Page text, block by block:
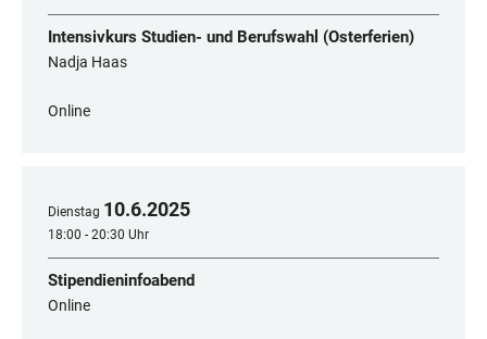
Intensivkurs Studien- und Berufswahl (Osterferien)
Nadja Haas
Online
Dienstag 10.6.2025
18:00 - 20:30 Uhr
Stipendieninfoabend
Online